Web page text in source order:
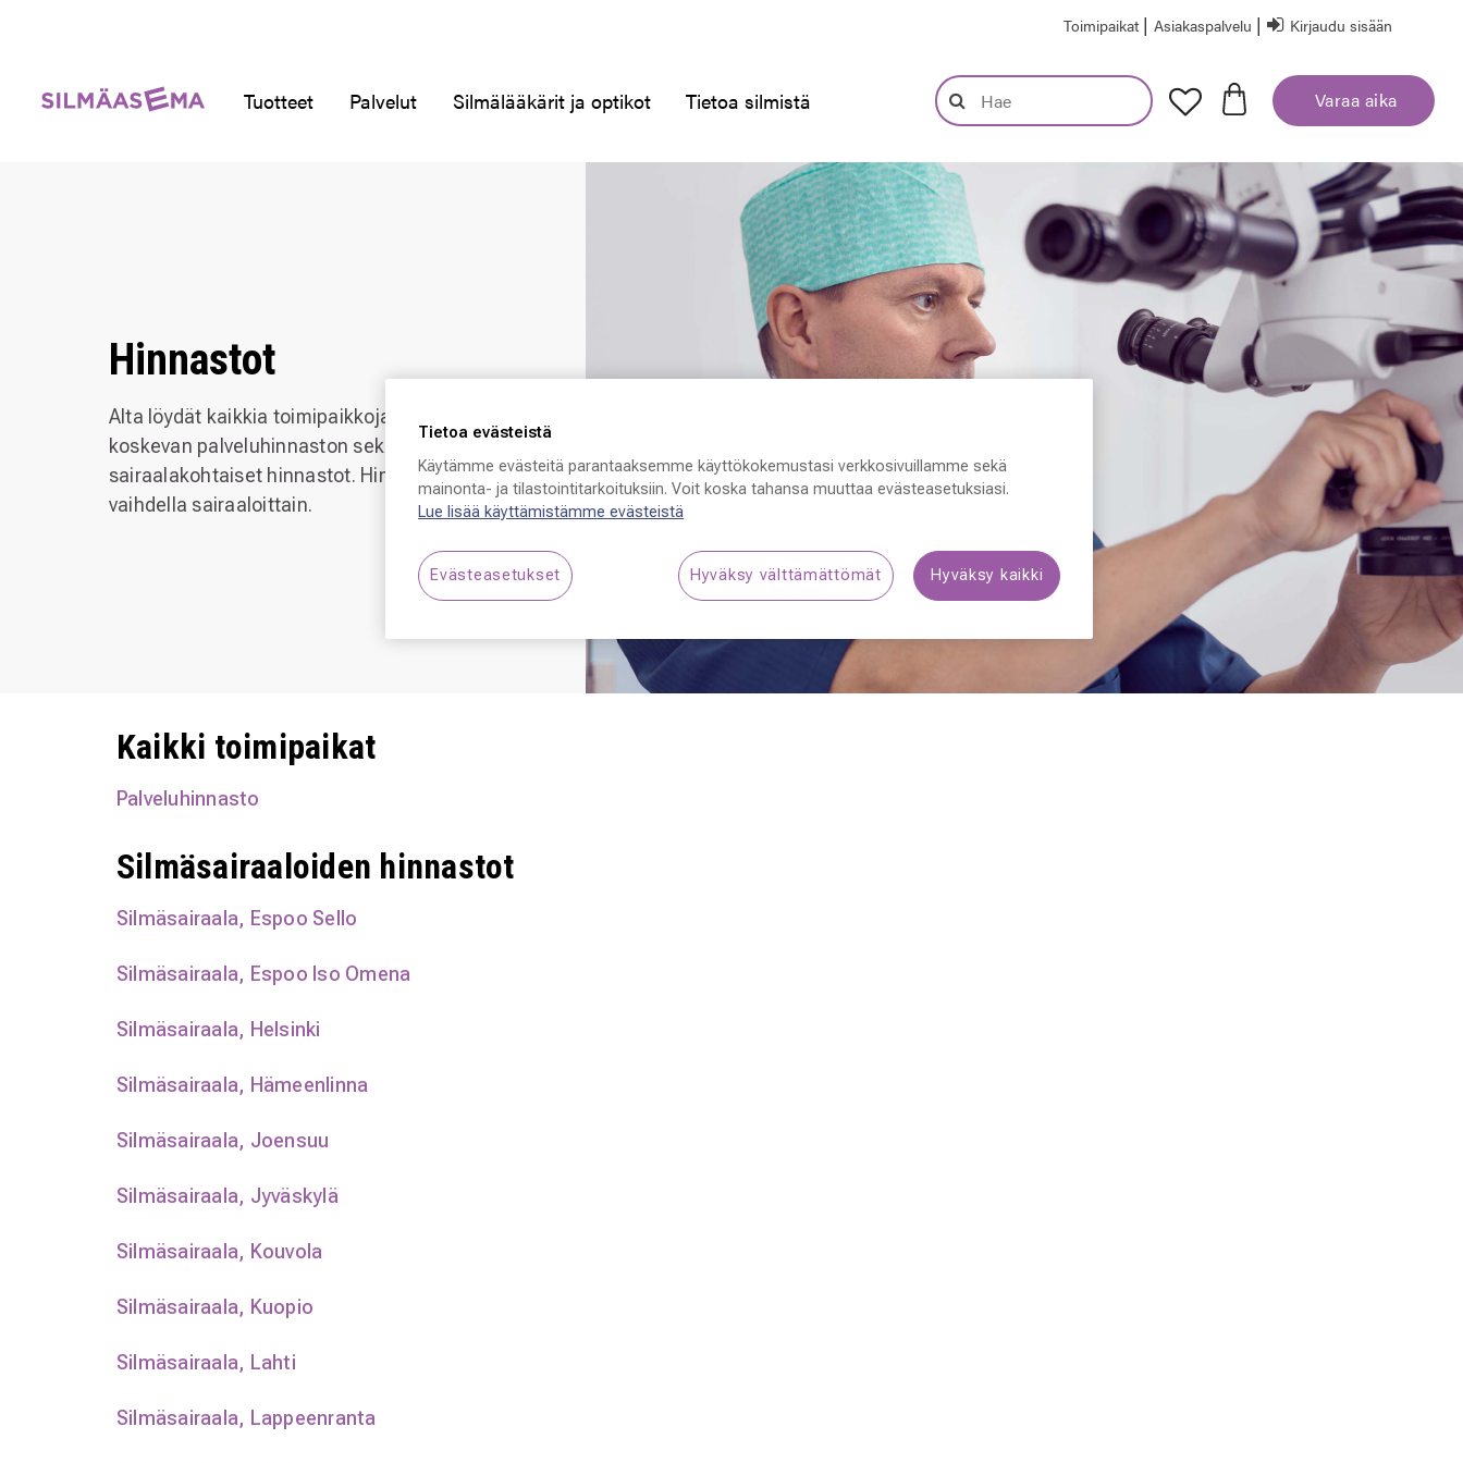
Toimipaikat | Asiakaspalvelu | Kirjaudu sisään
Tuotteet Palvelut Silmälääkärit ja optikot Tietoa silmistä Varaa aika
Hinnastot
Alta löydät kaikkia toimipaikkojamme
koskevan palveluhinnaston sekä
sairaalakohtaiset hinnastot. Hinnat saattavat
vaihdella sairaaloittain.
Kaikki toimipaikat
Palveluhinnasto
Silmäsairaaloiden hinnastot
Silmäsairaala, Espoo Sello
Silmäsairaala, Espoo Iso Omena
Silmäsairaala, Helsinki
Silmäsairaala, Hämeenlinna
Silmäsairaala, Joensuu
Silmäsairaala, Jyväskylä
Silmäsairaala, Kouvola
Silmäsairaala, Kuopio
Silmäsairaala, Lahti
Silmäsairaala, Lappeenranta
Tietoa evästeistä
Käytämme evästeitä parantaaksemme käyttökokemustasi verkkosivuillamme sekä
mainonta- ja tilastointitarkoituksiin. Voit koska tahansa muuttaa evästeasetuksiasi.
Lue lisää käyttämistämme evästeistä
Evästeasetukset Hyväksy välttämättömät Hyväksy kaikki